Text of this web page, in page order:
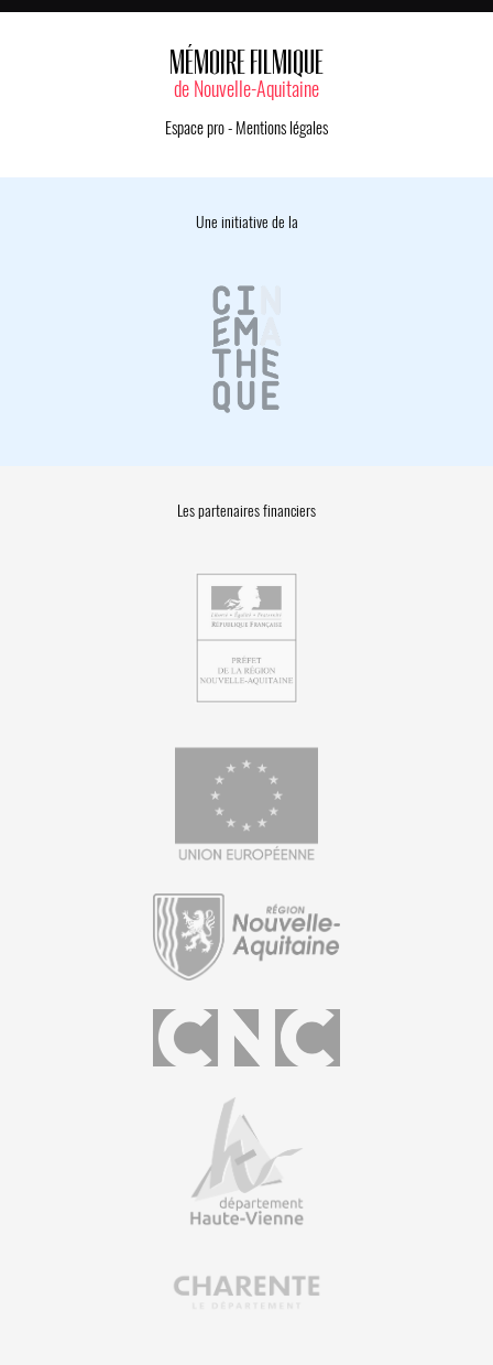
MÉMOIRE FILMIQUE
de Nouvelle-Aquitaine
Espace pro- Mentions légales
Une initiative de la
Les partenaires financiers